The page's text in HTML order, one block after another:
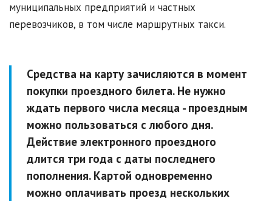
муниципальных предприятий и частных
перевозчиков, в том числе маршрутных такси.
Средства на карту зачисляются в момент
покупки проездного билета. Не нужно
ждать первого числа месяца - проездным
можно пользоваться с любого дня.
Действие электронного проездного
длится три года с даты последнего
пополнения. Картой одновременно
можно оплачивать проезд нескольких